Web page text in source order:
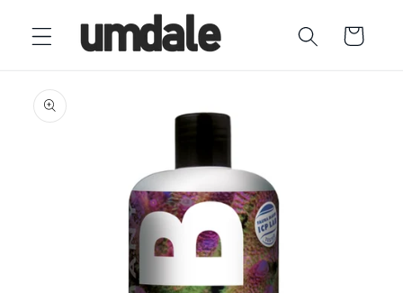
directamente
al contenido
Carrito
a la
información